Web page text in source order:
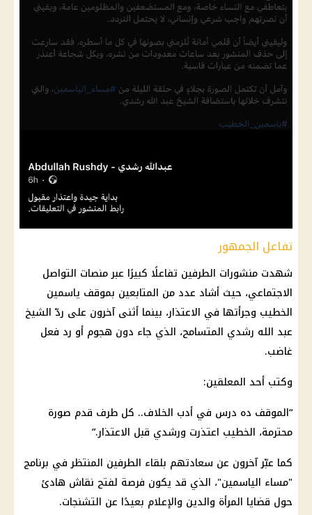
تفاعل الجمهور
شهدت منشورات الطرفين تفاعلًا كبيرًا عبرمنصات التواصل
الاجتماعي، حيث أشاد عدد من المتابعين بموقف ياسمين
الخطيب وجرأتها في الاعتذار، بينما أثنى آخرون على ردّ الشيخ
عبد الله رشدي المتسامح، الذي جاء دون هجوم أو رد فعل
غاضب.
وكتب أحد المعلقين:
“الموقف ده درس في أدب الخلاف.. كل طرف قدم صورة
محترمة، الخطيب اعتذرت ورشدي قبل الاعتذار.”
كما عبّر آخرون عن سعادتهم بلقاء الطرفين المنتظر في برنامج
"مساء الياسمين"، الذي قد يكون فرصة لفتح نقاش هادئ
حول قضايا المرأة والدين والإعلام بعيدًا عن التشنجات.